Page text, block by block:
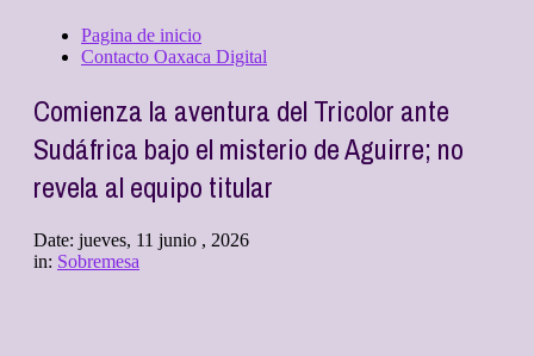
Pagina de inicio
Contacto Oaxaca Digital
Comienza la aventura del Tricolor ante
Sudáfrica bajo el misterio de Aguirre; no
revela al equipo titular
Date: jueves, 11 junio , 2026
in: Sobremesa